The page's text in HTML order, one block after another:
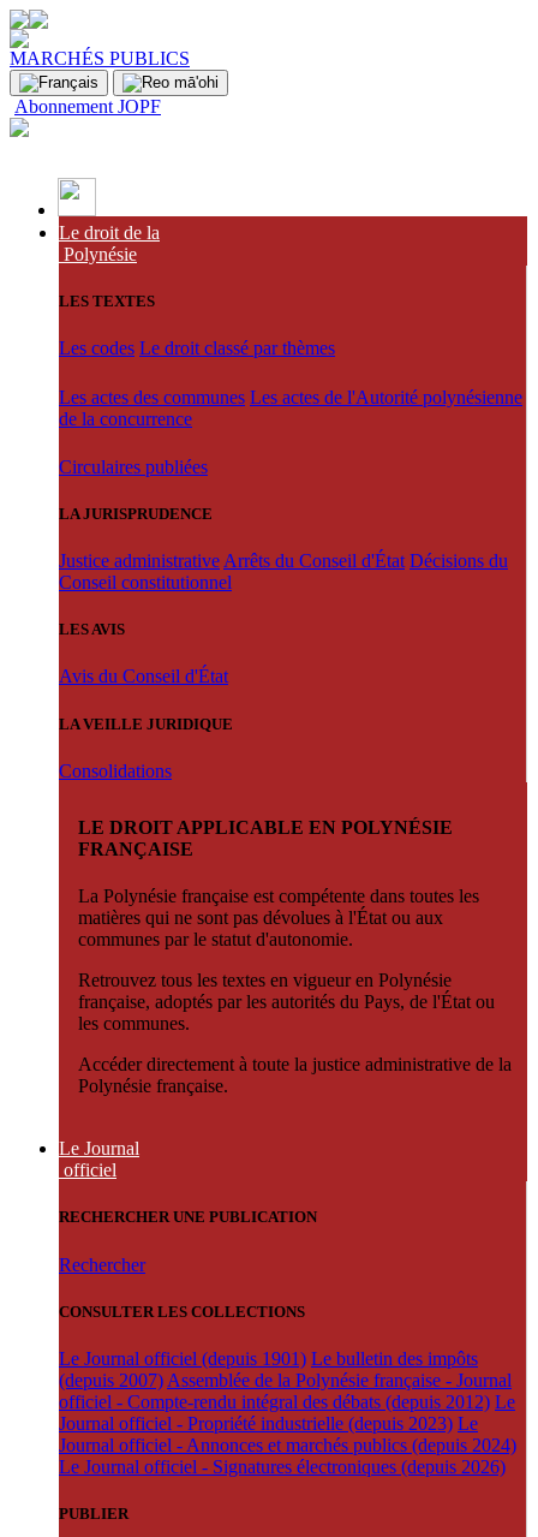
MARCHÉS PUBLICS
Abonnement JOPF
Le droit de la
Polynésie
LES TEXTES
Les codes Le droit classé par thèmes
Les actes des communes Les actes de l'Autorité polynésienne
de la concurrence
Circulaires publiées
LA JURISPRUDENCE
Justice administrative Arrêts du Conseil d'État Décisions du
Conseil constitutionnel
LES AVIS
Avis du Conseil d'État
LA VEILLE JURIDIQUE
Consolidations
LE DROIT APPLICABLE EN POLYNÉSIE
FRANÇAISE
La Polynésie française est compétente dans toutes les
matières qui ne sont pas dévolues à l'État ou aux
communes par le statut d'autonomie.
Retrouvez tous les textes en vigueur en Polynésie
française, adoptés par les autorités du Pays, de l'État ou
les communes.
Accéder directement à toute la justice administrative de la
Polynésie française.
Le Journal
officiel
RECHERCHER UNE PUBLICATION
Rechercher
CONSULTER LES COLLECTIONS
Le Journal officiel (depuis 1901) Le bulletin des impôts
(depuis 2007) Assemblée de la Polynésie française - Journal
officiel - Compte-rendu intégral des débats (depuis 2012) Le
Journal officiel - Propriété industrielle (depuis 2023) Le
Journal officiel - Annonces et marchés publics (depuis 2024)
Le Journal officiel - Signatures électroniques (depuis 2026)
PUBLIER